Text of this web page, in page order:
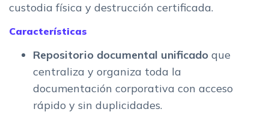
custodia física y destrucción certificada.
Características
Repositorio documental unificado que
centraliza y organiza toda la
documentación corporativa con acceso
rápido y sin duplicidades.